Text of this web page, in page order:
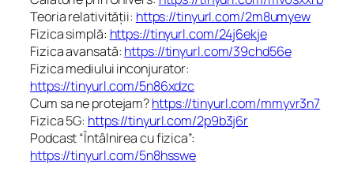
Teoria relativității: https://tinyurl.com/2m8umyew
Fizica simplă: https://tinyurl.com/24j6ekje
Fizica avansată: https://tinyurl.com/39chd56e
Fizica mediului inconjurator:
https://tinyurl.com/5n86xdzc
Cum sa ne protejam?https://tinyurl.com/mmyvr3n7
Fizica 5G: https://tinyurl.com/2p9b3j6r
Podcast “Întâlnirea cu fizica”:
https://tinyurl.com/5n8hsswe